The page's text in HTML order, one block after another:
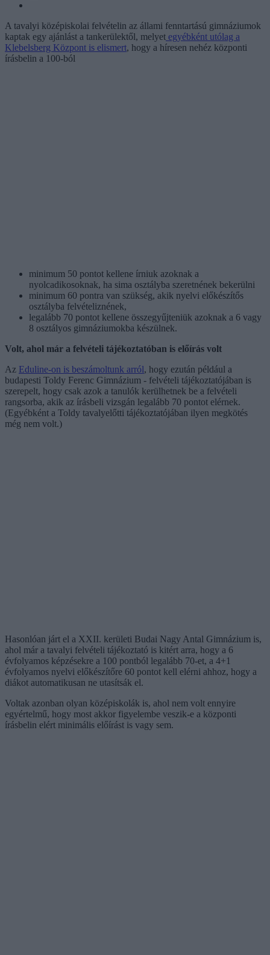
A tavalyi középiskolai felvételin az állami fenntartású gimnáziumok
kaptak egy ajánlást a tankerülektől, melyet egyébként utólag a
Klebelsberg Központ is elismert, hogy a híresen nehéz központi
írásbelin a 100-ból
minimum 50 pontot kellene írniuk azoknak a
nyolcadikosoknak, ha sima osztályba szeretnének bekerülni
minimum 60 pontra van szükség, akik nyelvi előkészítős
osztályba felvételiznének,
legalább 70 pontot kellene összegyűjteniük azoknak a 6 vagy
8 osztályos gimnáziumokba készülnek.
Volt, ahol már a felvételi tájékoztatóban is előírás volt
Az Eduline-on is beszámoltunk arról, hogy ezután például a
budapesti Toldy Ferenc Gimnázium - felvételi tájékoztatójában is
szerepelt, hogy csak azok a tanulók kerülhetnek be a felvételi
rangsorba, akik az írásbeli vizsgán legalább 70 pontot elérnek.
(Egyébként a Toldy tavalyelőtti tájékoztatójában ilyen megkötés
még nem volt.)
Hasonlóan járt el a XXII. kerületi Budai Nagy Antal Gimnázium is,
ahol már a tavalyi felvételi tájékoztató is kitért arra, hogy a 6
évfolyamos képzésekre a 100 pontból legalább 70-et, a 4+1
évfolyamos nyelvi előkészítőre 60 pontot kell elérni ahhoz, hogy a
diákot automatikusan ne utasítsák el.
Voltak azonban olyan középiskolák is, ahol nem volt ennyire
egyértelmű, hogy most akkor figyelembe veszik-e a központi
írásbelin elért minimális előírást is vagy sem.